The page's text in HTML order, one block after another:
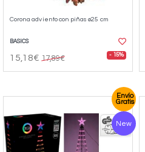
Corona adviento con piñas ø25 cm
BASICS
15,18€ 17,89€ - 15%
Envío
Gratis
New